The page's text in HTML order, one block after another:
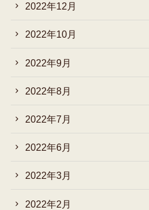
2022年12月
2022年10月
2022年9月
2022年8月
2022年7月
2022年6月
2022年3月
2022年2月